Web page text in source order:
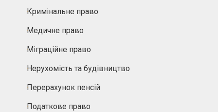
Кримінальне право
Медичне право
Міграційне право
Нерухомість та будівництво
Перерахунок пенсій
Податкове право